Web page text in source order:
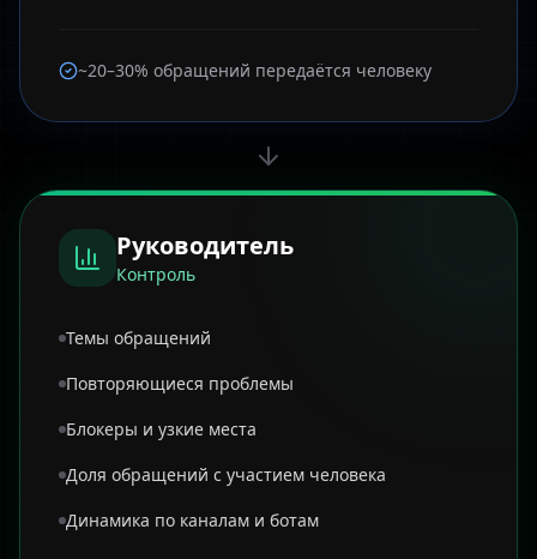
~20–30% обращений передаётся человеку
Руководитель
Контроль
Темы обращений
Повторяющиеся проблемы
Блокеры и узкие места
Доля обращений с участием человека
Динамика по каналам и ботам